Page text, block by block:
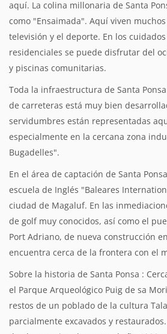
aquí. La colina millonaria de Santa
como "Ensaimada". Aquí viven
televisión y el deporte. En los
residenciales se puede disfrutar del
y piscinas comunitarias.
Toda la infraestructura de Santa
de carreteras está muy bien
servidumbres están representadas
especialmente en la cercana zona
Bugadelles".
En el área de captación de Santa
escuela de Inglés "Baleares
ciudad de Magaluf. En las
de golf muy conocidos, así como el
Port Adriano, de nueva construcción
encuentra cerca de la frontera con el
Sobre la historia de Santa Ponsa :
el Parque Arqueológico Puig de sa
restos de un poblado de la cultura
parcialmente excavados y